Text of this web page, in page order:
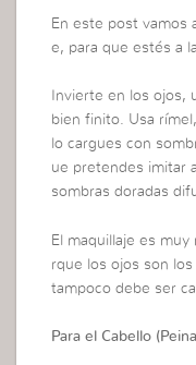
En este post vamos
e, para que estés a
Invierte en los ojos,
bien finito. Usa
lo cargues con
ue pretendes imitar
sombras doradas
El maquillaje es
rque los ojos son
tampoco debe ser
Para el Cabello